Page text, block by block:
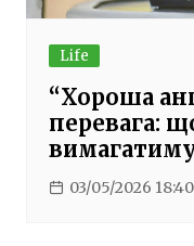
Life
“Хороша
перевага:
03/05/2026 18:40